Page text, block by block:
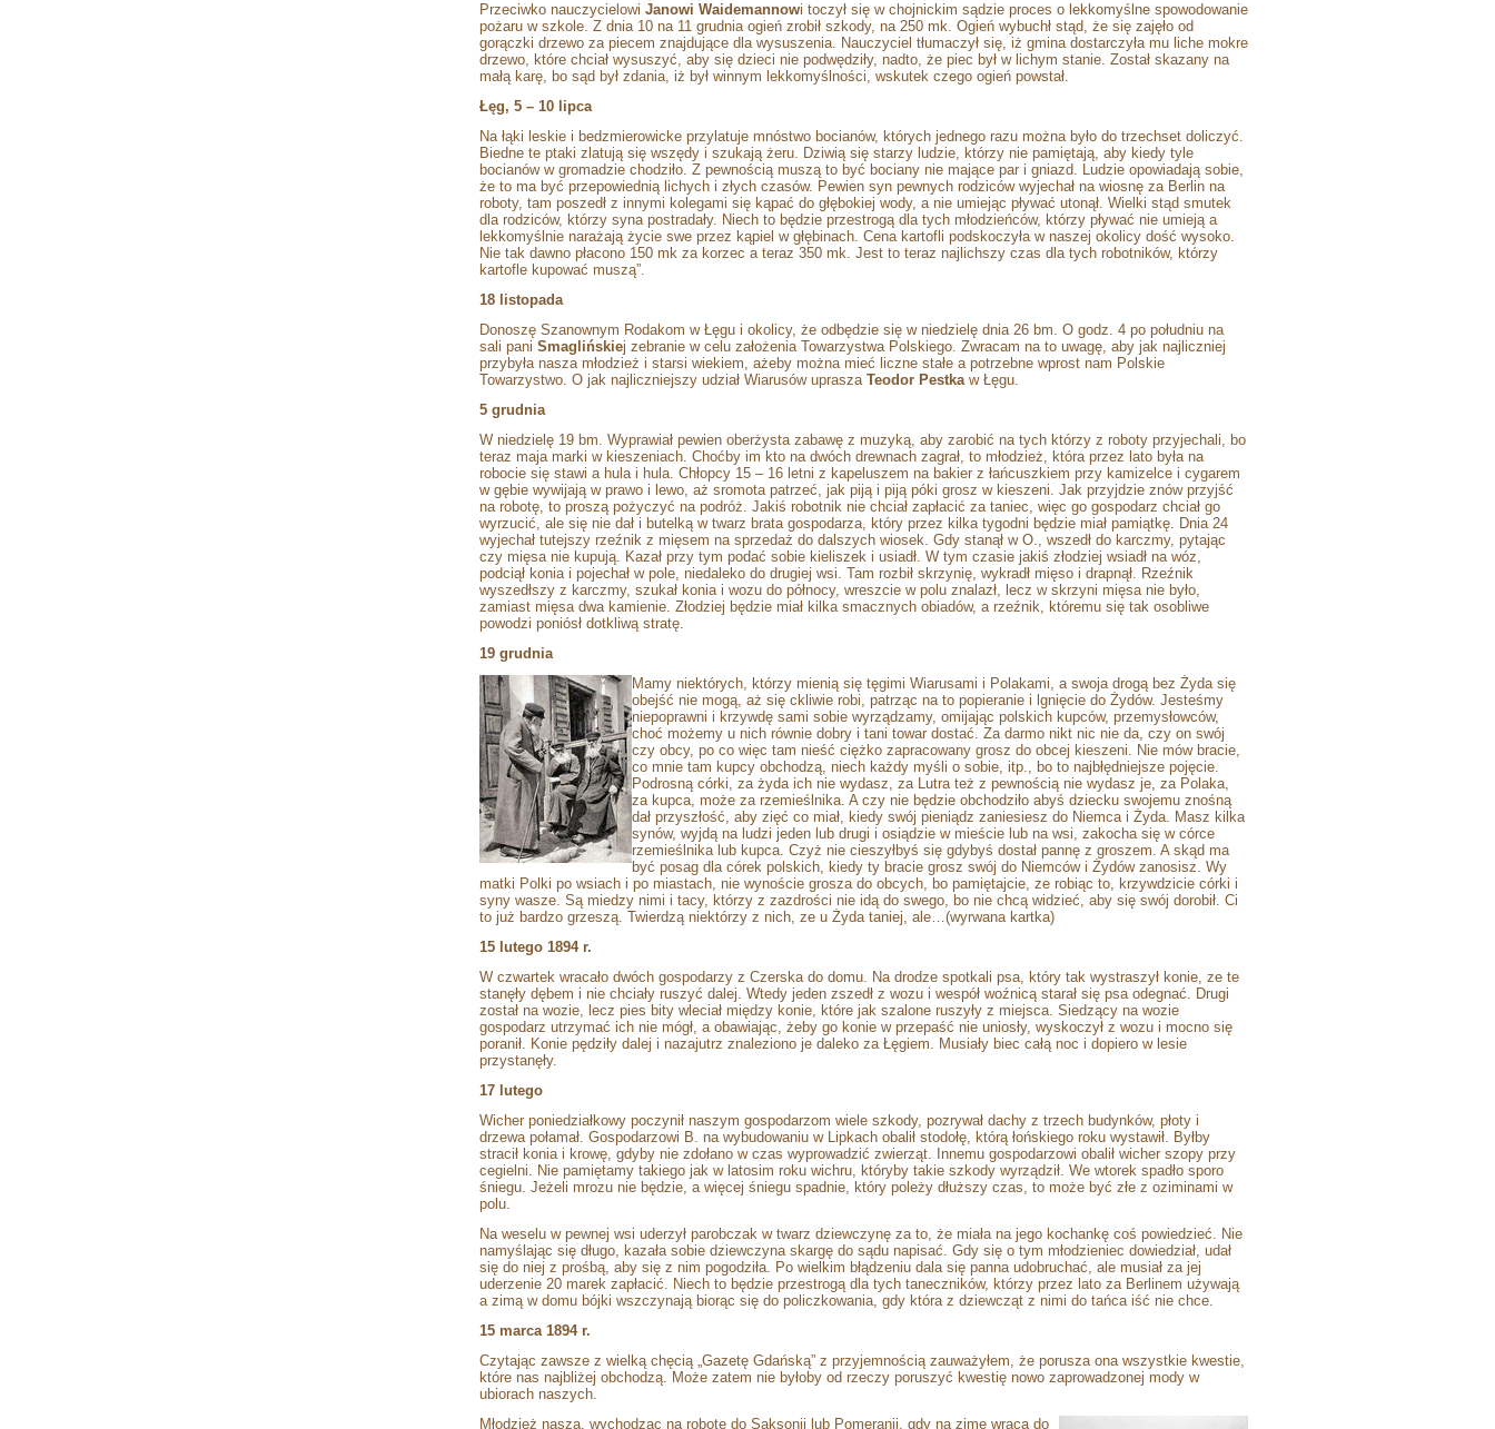
Przeciwko nauczycielowi Janowi Waidemannowi toczył się w chojnickim sądzie proces o lekkomyślne spowodowanie
pożaru w szkole. Z dnia 10 na 11 grudnia ogień zrobił szkody, na 250 mk. Ogień wybuchł stąd, że się zajęło od
gorączki drzewo za piecem znajdujące dla wysuszenia. Nauczyciel tłumaczył się, iż gmina dostarczyła mu liche mokre
drzewo, które chciał wysuszyć, aby się dzieci nie podwędziły, nadto, że piec był w lichym stanie. Został skazany na
małą karę, bo sąd był zdania, iż był winnym lekkomyślności, wskutek czego ogień powstał.
Łęg, 5 – 10 lipca
Na łąki leskie i bedzmierowicke przylatuje mnóstwo bocianów, których jednego razu można było do trzechset doliczyć.
Biedne te ptaki zlatują się wszędy i szukają żeru. Dziwią się starzy ludzie, którzy nie pamiętają, aby kiedy tyle
bocianów w gromadzie chodziło. Z pewnością muszą to być bociany nie mające par i gniazd. Ludzie opowiadają sobie,
że to ma być przepowiednią lichych i złych czasów. Pewien syn pewnych rodziców wyjechał na wiosnę za Berlin na
roboty, tam poszedł z innymi kolegami się kąpać do głębokiej wody, a nie umiejąc pływać utonął. Wielki stąd smutek
dla rodziców, którzy syna postradały. Niech to będzie przestrogą dla tych młodzieńców, którzy pływać nie umieją a
lekkomyślnie narażają życie swe przez kąpiel w głębinach. Cena kartofli podskoczyła w naszej okolicy dość wysoko.
Nie tak dawno płacono 150 mk za korzec a teraz 350 mk. Jest to teraz najlichszy czas dla tych robotników, którzy
kartofle kupować muszą”.
18 listopada
Donoszę Szanownym Rodakom w Łęgu i okolicy, że odbędzie się w niedzielę dnia 26 bm. O godz. 4 po południu na
sali pani Smaglińskiej zebranie w celu założenia Towarzystwa Polskiego. Zwracam na to uwagę, aby jak najliczniej
przybyła nasza młodzież i starsi wiekiem, ażeby można mieć liczne stałe a potrzebne wprost nam Polskie
Towarzystwo. O jak najliczniejszy udział Wiarusów uprasza Teodor Pestka w Łęgu.
5 grudnia
W niedzielę 19 bm. Wyprawiał pewien oberżysta zabawę z muzyką, aby zarobić na tych którzy z roboty przyjechali, bo
teraz maja marki w kieszeniach. Choćby im kto na dwóch drewnach zagrał, to młodzież, która przez lato była na
robocie się stawi a hula i hula. Chłopcy 15 – 16 letni z kapeluszem na bakier z łańcuszkiem przy kamizelce i cygarem
w gębie wywijają w prawo i lewo, aż sromota patrzeć, jak piją i piją póki grosz w kieszeni. Jak przyjdzie znów przyjść
na robotę, to proszą pożyczyć na podróż. Jakiś robotnik nie chciał zapłacić za taniec, więc go gospodarz chciał go
wyrzucić, ale się nie dał i butelką w twarz brata gospodarza, który przez kilka tygodni będzie miał pamiątkę. Dnia 24
wyjechał tutejszy rzeźnik z mięsem na sprzedaż do dalszych wiosek. Gdy stanął w O., wszedł do karczmy, pytając
czy mięsa nie kupują. Kazał przy tym podać sobie kieliszek i usiadł. W tym czasie jakiś złodziej wsiadł na wóz,
podciął konia i pojechał w pole, niedaleko do drugiej wsi. Tam rozbił skrzynię, wykradł mięso i drapnął. Rzeźnik
wyszedłszy z karczmy, szukał konia i wozu do północy, wreszcie w polu znalazł, lecz w skrzyni mięsa nie było,
zamiast mięsa dwa kamienie. Złodziej będzie miał kilka smacznych obiadów, a rzeźnik, któremu się tak osobliwe
powodzi poniósł dotkliwą stratę.
19 grudnia
Mamy niektórych, którzy mienią się tęgimi Wiarusami i Polakami, a swoja drogą bez Żyda się
obejść nie mogą, aż się ckliwie robi, patrząc na to popieranie i lgnięcie do Żydów. Jesteśmy
niepoprawni i krzywdę sami sobie wyrządzamy, omijając polskich kupców, przemysłowców,
choć możemy u nich równie dobry i tani towar dostać. Za darmo nikt nic nie da, czy on swój
czy obcy, po co więc tam nieść ciężko zapracowany grosz do obcej kieszeni. Nie mów bracie,
co mnie tam kupcy obchodzą, niech każdy myśli o sobie, itp., bo to najbłędniejsze pojęcie.
Podrosną córki, za żyda ich nie wydasz, za Lutra też z pewnością nie wydasz je, za Polaka,
za kupca, może za rzemieślnika. A czy nie będzie obchodziło abyś dziecku swojemu znośną
dał przyszłość, aby zięć co miał, kiedy swój pieniądz zaniesiesz do Niemca i Żyda. Masz kilka
synów, wyjdą na ludzi jeden lub drugi i osiądzie w mieście lub na wsi, zakocha się w córce
rzemieślnika lub kupca. Czyż nie cieszyłbyś się gdybyś dostał pannę z groszem. A skąd ma
być posag dla córek polskich, kiedy ty bracie grosz swój do Niemców i Żydów zanosisz. Wy
matki Polki po wsiach i po miastach, nie wynoście grosza do obcych, bo pamiętajcie, ze robiąc to, krzywdzicie córki i
syny wasze. Są miedzy nimi i tacy, którzy z zazdrości nie idą do swego, bo nie chcą widzieć, aby się swój dorobił. Ci
to już bardzo grzeszą. Twierdzą niektórzy z nich, ze u Żyda taniej, ale…(wyrwana kartka)
15 lutego 1894 r.
W czwartek wracało dwóch gospodarzy z Czerska do domu. Na drodze spotkali psa, który tak wystraszył konie, ze te
stanęły dębem i nie chciały ruszyć dalej. Wtedy jeden zszedł z wozu i wespół woźnicą starał się psa odegnać. Drugi
został na wozie, lecz pies bity wleciał między konie, które jak szalone ruszyły z miejsca. Siedzący na wozie
gospodarz utrzymać ich nie mógł, a obawiając, żeby go konie w przepaść nie uniosły, wyskoczył z wozu i mocno się
poranił. Konie pędziły dalej i nazajutrz znaleziono je daleko za Łęgiem. Musiały biec całą noc i dopiero w lesie
przystanęły.
17 lutego
Wicher poniedziałkowy poczynił naszym gospodarzom wiele szkody, pozrywał dachy z trzech budynków, płoty i
drzewa połamał. Gospodarzowi B. na wybudowaniu w Lipkach obalił stodołę, którą łońskiego roku wystawił. Byłby
stracił konia i krowę, gdyby nie zdołano w czas wyprowadzić zwierząt. Innemu gospodarzowi obalił wicher szopy przy
cegielni. Nie pamiętamy takiego jak w latosim roku wichru, któryby takie szkody wyrządził. We wtorek spadło sporo
śniegu. Jeżeli mrozu nie będzie, a więcej śniegu spadnie, który poleży dłuższy czas, to może być złe z oziminami w
polu.
Na weselu w pewnej wsi uderzył parobczak w twarz dziewczynę za to, że miała na jego kochankę coś powiedzieć. Nie
namyślając się długo, kazała sobie dziewczyna skargę do sądu napisać. Gdy się o tym młodzieniec dowiedział, udał
się do niej z prośbą, aby się z nim pogodziła. Po wielkim błądzeniu dala się panna udobruchać, ale musiał za jej
uderzenie 20 marek zapłacić. Niech to będzie przestrogą dla tych taneczników, którzy przez lato za Berlinem używają
a zimą w domu bójki wszczynają biorąc się do policzkowania, gdy która z dziewcząt z nimi do tańca iść nie chce.
15 marca 1894 r.
Czytając zawsze z wielką chęcią „Gazetę Gdańską” z przyjemnością zauważyłem, że porusza ona wszystkie kwestie,
które nas najbliżej obchodzą. Może zatem nie byłoby od rzeczy poruszyć kwestię nowo zaprowadzonej mody w
ubiorach naszych.
Młodzież nasza, wychodząc na robotę do Saksonii lub Pomeranii, gdy na zimę wraca do